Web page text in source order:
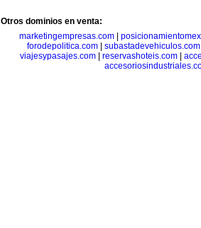
Otros dominios en venta:
marketingempresas.com
forodepolitica.com| subastadevehiculos.com
viajesypasajes.com
reservashoteis.com